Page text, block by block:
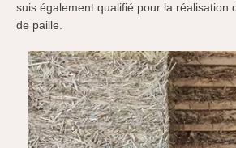
suis également qualifié pour la réalisation
de paille.